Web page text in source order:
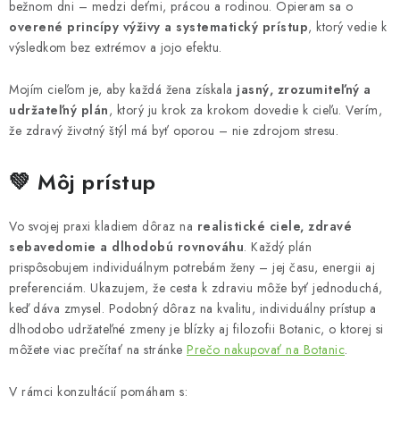
bežnom dni – medzi deťmi, prácou a rodinou. Opieram sa o
overené princípy výživy a systematický prístup, ktorý vedie k
výsledkom bez extrémov a jojo efektu.
Mojím cieľom je, aby každá žena získala jasný, zrozumiteľný a
udržateľný plán, ktorý ju krok za krokom dovedie k cieľu. Verím,
že zdravý životný štýl má byť oporou – nie zdrojom stresu.
💚 Môj prístup
Vo svojej praxi kladiem dôraz na realistické ciele, zdravé
sebavedomie a dlhodobú rovnováhu. Každý plán
prispôsobujem individuálnym potrebám ženy – jej času, energii aj
preferenciám. Ukazujem, že cesta k zdraviu môže byť jednoduchá,
keď dáva zmysel. Podobný dôraz na kvalitu, individuálny prístup a
dlhodobo udržateľné zmeny je blízky aj filozofii Botanic, o ktorej si
môžete viac prečítať na stránke Prečo nakupovať na Botanic.
V rámci konzultácií pomáham s: